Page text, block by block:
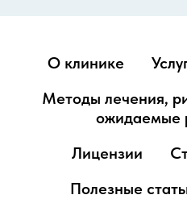
О клинике
Методы лечения,
ожидаемые
Лицензии
Полезные